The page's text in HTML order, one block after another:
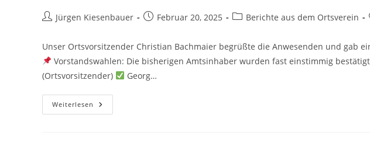
Beitrags-
Jürgen Kiesenbauer
BeitragFebruar 20, 2025
Beitrags-
Berichte aus dem Ortsverein
Unser Ortsvorsitzender Christian Bachmaier begrüßte die Anwesenden und gab
Vorstandswahlen: Die bisherigen Amtsinhaber wurden fast einstimmig
(Ortsvorsitzender)
Georg…
Weiterlesen Jahreshauptversammlung
2025